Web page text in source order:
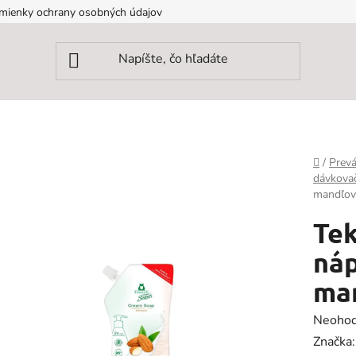
ochrany osobných údajov
Domov
/
Značka: